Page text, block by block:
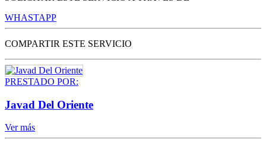
WHASTAPP
COMPARTIR ESTE SERVICIO
PRESTADO POR:
Javad Del Oriente
Ver más